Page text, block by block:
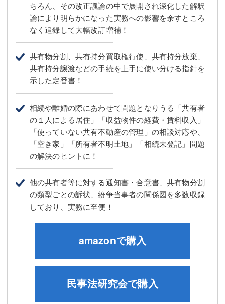
ちろん、その改正議論の中で展開され深化した解釈
論により明らかになった実務への影響を余すところ
なく追録して大幅改訂増補！
共有物分割、共有持分買取権行使、共有持分放棄、
共有持分譲渡などの手続を上手に使い分ける指針を
示した定番書！
相続や離婚の際にあわせて問題となりうる「共有者
の１人による居住」「収益物件の経費・賃料収入」
「使っていない共有不動産の管理」の相談対応や、
「空き家」「所有者不明土地」「相続未登記」問題
の解決のヒントに！
他の共有者等に対する通知書・合意書、共有物分割
の類型ごとの訴状、紛争当事者の関係図を多数収録
しており、実務に至便！
民事法研究会で購入
amazonで購入